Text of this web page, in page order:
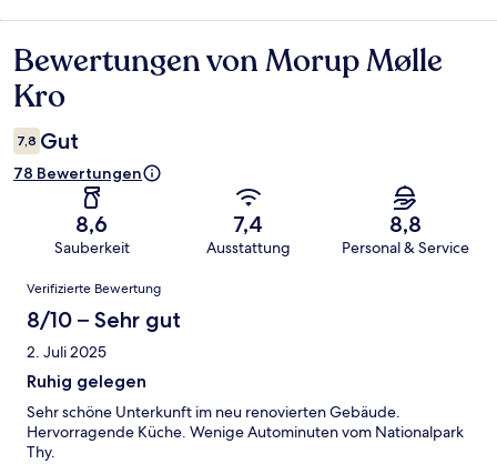
Bewertungen
Bewertungen von Morup Mølle
Kro
7,8 Gut
78 Bewertungen
8,6
Sauberkeit
7,4
Ausstattung
8,8
Personal & Service
Bewertungen
Verifizierte Bewertung
8/10 – Sehr gut
2. Juli 2025
Ruhig gelegen
Sehr schöne Unterkunft im neu renovierten Gebäude.
Hervorragende Küche. Wenige Autominuten vom Nationalpark
Thy.